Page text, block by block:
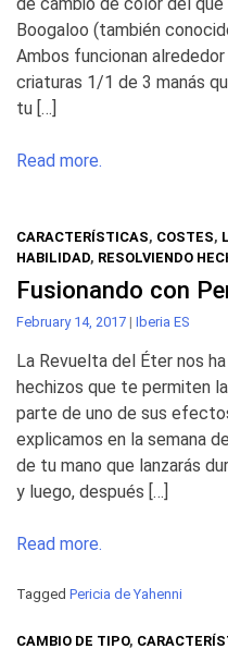
de cambio de color del
Boogaloo (también
Ambos funcionan
criaturas 1/1 de 3 manás
tu […]
Read more.
CARACTERÍSTICAS, COSTES,
HABILIDAD, RESOLVIENDO
Fusionando con
February 14, 2017 | Iberia ES
La Revuelta del Éter nos
hechizos que te permiten
parte de uno de sus
explicamos en la semana
de tu mano que lanzarás
y luego, después […]
Read more.
Tagged Pericia de Yahenni
CAMBIO DE TIPO,